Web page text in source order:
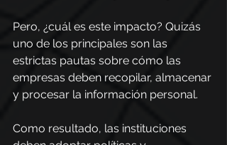
Pero, ¿cuál es este impacto? Quizás
uno de los principales son las
estrictas pautas sobre cómo las
empresas deben recopilar, almacenar
y procesar la información personal.
Como resultado, las instituciones